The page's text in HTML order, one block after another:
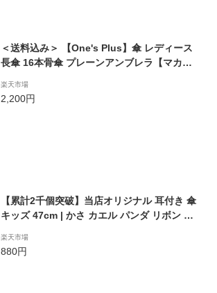
＜送料込み＞ 【One's Plus】傘 レディース
長傘 16本骨傘 プレーンアンブレラ【マカロ
全11色【楽ギフ_包装選択】| 長雨傘 大きめ
軽い 丈夫 おしゃれ かわいい レディース カラ
楽天市場
2,200円
【累計2千個突破】当店オリジナル 耳付き 傘
キッズ 47cm | かさ カエル パンダ リボン ス
用 男の子 女の子 こども 子ども 幼稚園 保育
園 かわいい 立体 おしゃれ 幼児 キャラクター
楽天市場
880円